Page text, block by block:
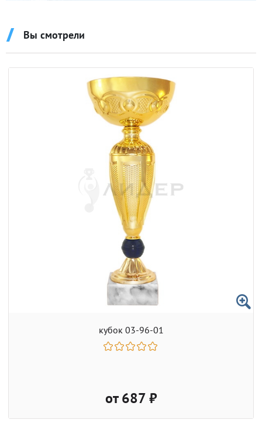
Вы смотрели
кубок 03-96-01
от 687 ₽